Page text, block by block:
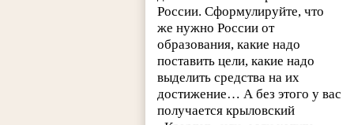
России. Сформулируйте, что
же нужно России от
образования, какие надо
поставить цели, какие надо
выделить средства на их
достижение… А без этого у вас
получается крыловский